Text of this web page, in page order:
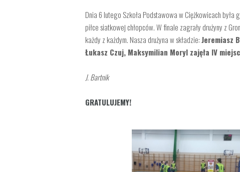
Dnia 6 lutego Szkoła Podstawowa w Ciężkowicach
piłce siatkowej chłopców. W finale zagrały drużyny z
każdy z każdym. Nasza drużyna w składzie:Jeremiasz
Łukasz Czuj, Maksymilian Moryl zajęła IV
J. Bartnik
GRATULUJEMY!